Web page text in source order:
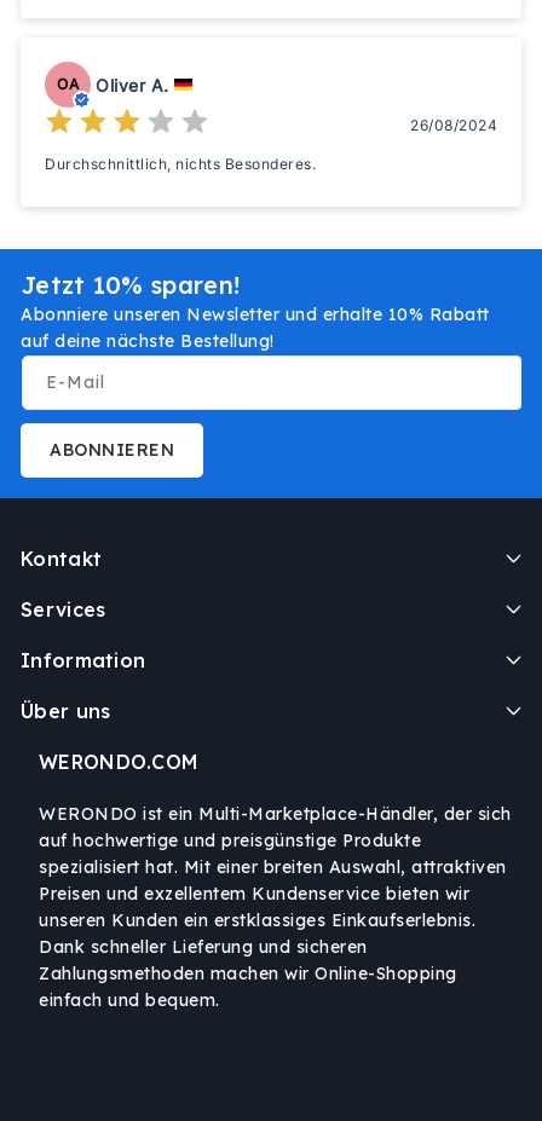
OA Oliver A.
26/08/2024
Durchschnittlich, nichts Besonderes.
Jetzt 10% sparen!
Abonniere unseren Newsletter und erhalte 10% Rabatt
auf deine nächste Bestellung!
E-Mail
ABONNIEREN
Kontakt
Services
Information
Über uns
WERONDO.COM
WERONDO ist ein Multi-Marketplace-Händler, der sich
auf hochwertige und preisgünstige Produkte
spezialisiert hat. Mit einer breiten Auswahl, attraktiven
Preisen und exzellentem Kundenservice bieten wir
unseren Kunden ein erstklassiges Einkaufserlebnis.
Dank schneller Lieferung und sicheren
Zahlungsmethoden machen wir Online-Shopping
einfach und bequem.